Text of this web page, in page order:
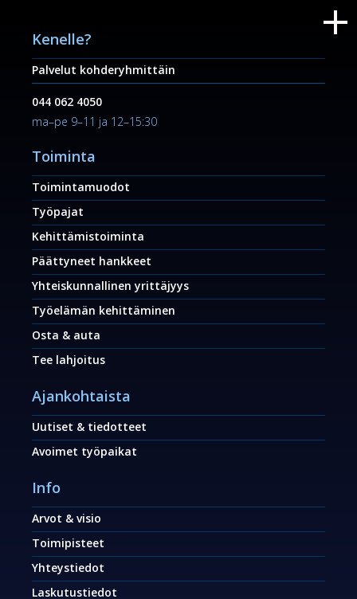
Kenelle?
Palvelut kohderyhmittäin
044 062 4050
ma–pe 9–11 ja 12–15:30
Toiminta
Toimintamuodot
Työpajat
Kehittämistoiminta
Päättyneet hankkeet
Yhteiskunnallinen yrittäjyys
Työelämän kehittäminen
Osta & auta
Tee lahjoitus
Ajankohtaista
Uutiset & tiedotteet
Avoimet työpaikat
Info
Arvot & visio
Toimipisteet
Yhteystiedot
Laskutustiedot